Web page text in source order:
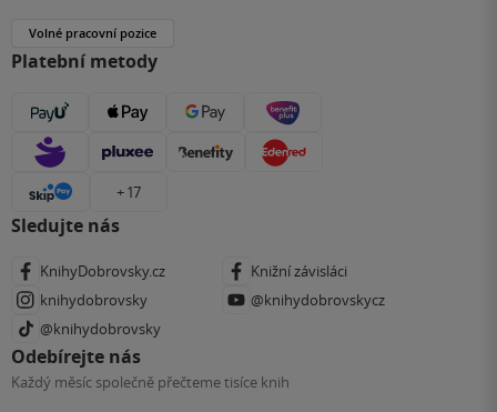
Volné pracovní pozice
Platební metody
+ 17
Sledujte nás
KnihyDobrovsky.cz
Knižní závisláci
knihydobrovsky
@knihydobrovskycz
@knihydobrovsky
Odebírejte nás
Každý měsíc společně přečteme tisíce knih